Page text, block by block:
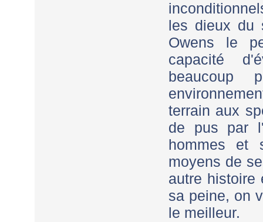
les dieux du
Owens le
capacité
beaucoup
terrain aux
de pus par
hommes et
moyens de
autre histoire
sa peine, on
le meilleur.